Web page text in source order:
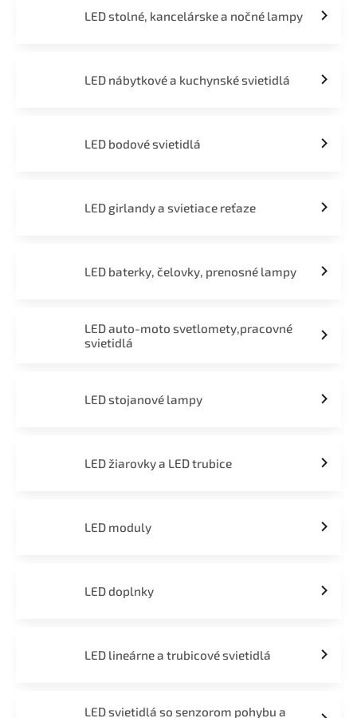
LED stolné, kancelárske a nočné lampy
LED nábytkové a kuchynské svietidlá
LED bodové svietidlá
LED girlandy a svietiace reťaze
LED baterky, čelovky, prenosné lampy
LED auto-moto svetlomety,pracovné
svietidlá
LED stojanové lampy
LED žiarovky a LED trubice
LED moduly
LED doplnky
LED lineárne a trubicové svietidlá
LED svietidlá so senzorom pohybu a